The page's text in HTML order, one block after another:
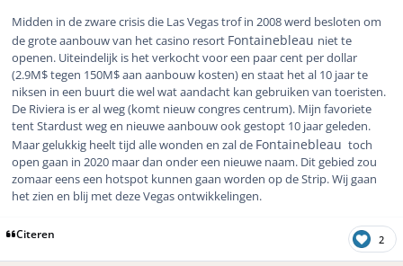
Midden in de zware crisis die Las Vegas trof in 2008 werd besloten om
de grote aanbouw van het casino resort Fontainebleau niet te
openen. Uiteindelijk is het verkocht voor een paar cent per dollar
(2.9M$ tegen 150M$ aan aanbouw kosten) en staat het al 10 jaar te
niksen in een buurt die wel wat aandacht kan gebruiken van toeristen.
De Riviera is er al weg (komt nieuw congres centrum). Mijn favoriete
tent Stardust weg en nieuwe aanbouw ook gestopt 10 jaar geleden.
Maar gelukkig heelt tijd alle wonden en zal de Fontainebleau toch
open gaan in 2020 maar dan onder een nieuwe naam. Dit gebied zou
zomaar eens een hotspot kunnen gaan worden op de Strip. Wij gaan
het zien en blij met deze Vegas ontwikkelingen.
Citeren 2